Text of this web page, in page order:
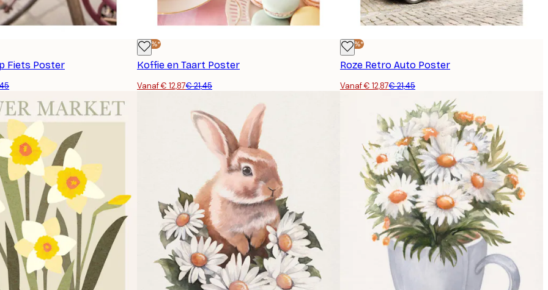
Fiets Poster
-40%*
Koffie en Taart Poster
Vanaf € 12,87€ 21,45
-40%*
Roze Retro Auto Poster
Vanaf € 12,87€ 21,45